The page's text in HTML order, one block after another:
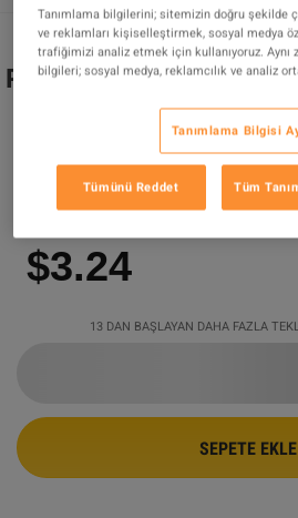
Pillars of Eternity Hero
Key
DESTEKLENEN
Tarafından Satılıyor
$3.24
13 DAN BAŞLAYAN DAHA FAZLA
SEPETE EKLE
Tanımlama bilgilerini; sitemizin doğru şekilde
ve reklamları kişiselleştirmek, sosyal medya
trafiğimizi analiz etmek için kullanıyoruz. Aynı
bilgileri; sosyal medya, reklamcılık ve analiz
Tanımlama Bilgisi
Tümünü Reddet Tüm